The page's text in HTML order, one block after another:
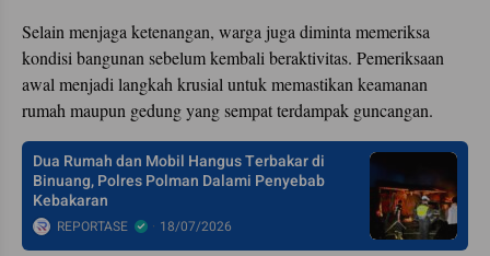
Selain menjaga ketenangan, warga juga diminta memeriksa
kondisi bangunan sebelum kembali beraktivitas. Pemeriksaan
awal menjadi langkah krusial untuk memastikan keamanan
rumah maupun gedung yang sempat terdampak guncangan.
Dua Rumah dan Mobil Hangus Terbakar di
Binuang, Polres Polman Dalami Penyebab
Kebakaran
REPORTASE 18/07/2026